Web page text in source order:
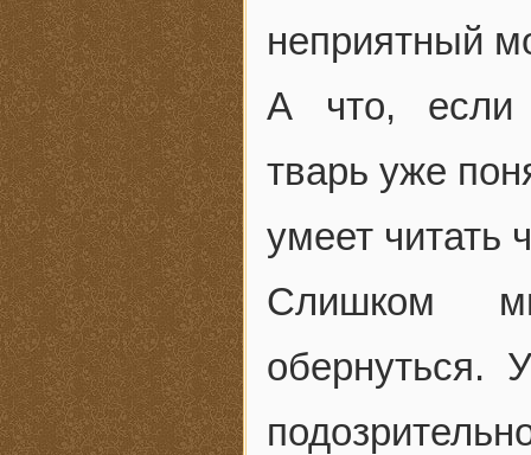
неприятный
А что, если
тварь уже
умеет
Слишком
обернуться.